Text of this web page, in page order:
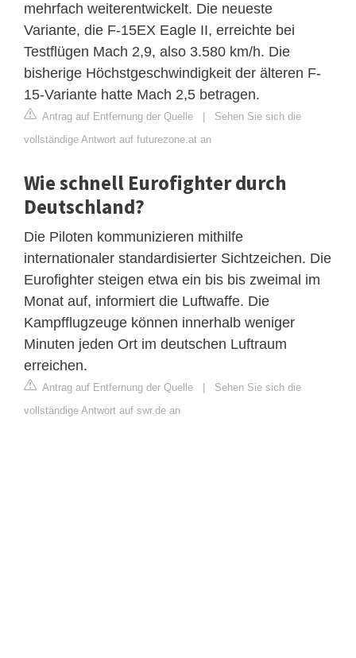
mehrfach weiterentwickelt. Die neueste
Variante, die F-15EX Eagle II, erreichte bei
Testflügen Mach 2,9, also 3.580 km/h. Die
bisherige Höchstgeschwindigkeit der älteren F-
15-Variante hatte Mach 2,5 betragen.
Antrag auf Entfernung der Quelle
Sehen Sie sich die
vollständige Antwort auf futurezone.at an
Wie schnell Eurofighter durch
Deutschland?
Die Piloten kommunizieren mithilfe
internationaler standardisierter Sichtzeichen. Die
Eurofighter steigen etwa ein bis bis zweimal im
Monat auf, informiert die Luftwaffe. Die
Kampfflugzeuge können innerhalb weniger
Minuten jeden Ort im deutschen Luftraum
erreichen.
Antrag auf Entfernung der Quelle
Sehen Sie sich die
vollständige Antwort auf swr.de an